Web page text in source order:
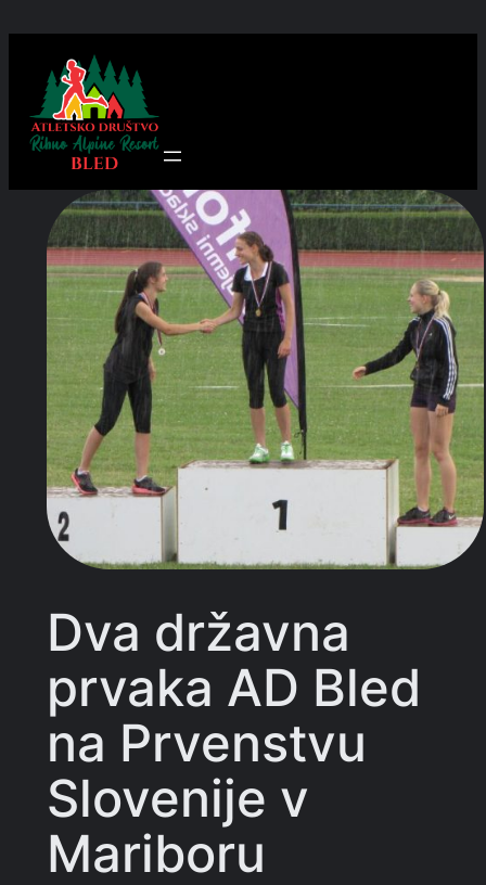
vsebino
Dva državna
prvaka AD Bled
na Prvenstvu
Slovenije v
Mariboru